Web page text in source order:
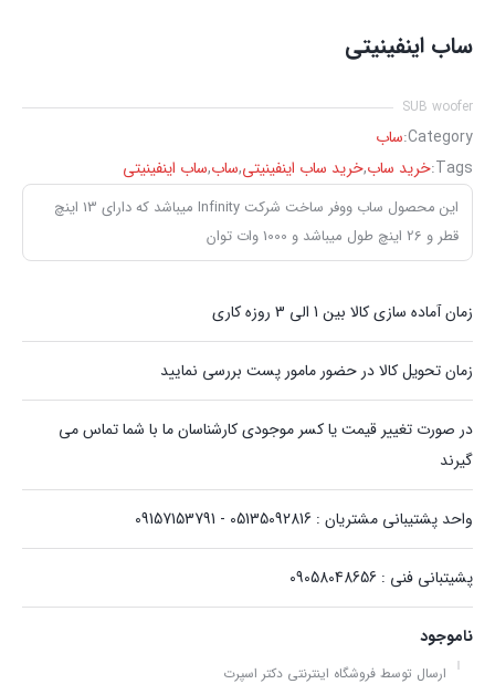
ساب اینفینیتی
SUB woofer
Category: ساب
Tags: خرید ساب,خرید ساب اینفینیتی,ساب,ساب اینفینیتی
این محصول ساب ووفر ساخت شرکت Infinity میباشد که دارای 13 اینچ
قطر و 26 اینچ طول میباشد و 1000 وات توان
زمان آماده سازی کالا بین 1 الی 3 روزه کاری
زمان تحویل کالا در حضور مامور پست بررسی نمایید
در صورت تغییر قیمت یا کسر موجودی کارشناسان ما با شما تماس می
گیرند
واحد پشتیبانی مشتریان : 05135092816 - 09157153791
پشیتبانی فنی : 09058048656
ناموجود
ارسال توسط فروشگاه اینترنتی دکتر اسپرت